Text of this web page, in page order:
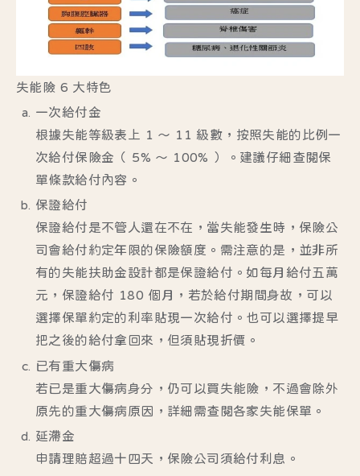
失能險 6 大特色
一次給付金
根據失能等級表上 1 ～ 11 級數，按照失能的比例一
次給付保險金（ 5% ～ 100% ）。建議仔細查閱保
單條款給付內容。
保證給付
保證給付是不管人還在不在，當失能發生時，保險公
司會給付約定年限的保險額度。需注意的是，並非所
有的失能扶助金設計都是保證給付。如每月給付五萬
元，保證給付 180 個月，若於給付期間身故，可以
選擇保單約定的利率貼現一次給付。也可以選擇提早
把之後的給付拿回來，但須貼現折價。
已有重大傷病
若已是重大傷病身分，仍可以買失能險，不過會除外
原先的重大傷病原因，詳細需查閱各家失能保單。
延滯金
申請理賠超過十四天，保險公司須給付利息。